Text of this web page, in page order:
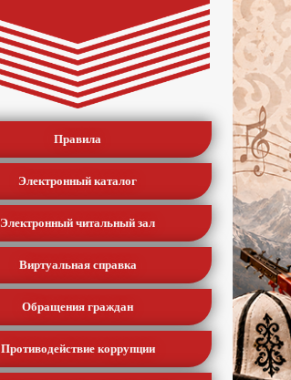
Правила
Электронный каталог
Электронный читальный зал
Виртуальная справка
Обращения граждан
Противодействие коррупции